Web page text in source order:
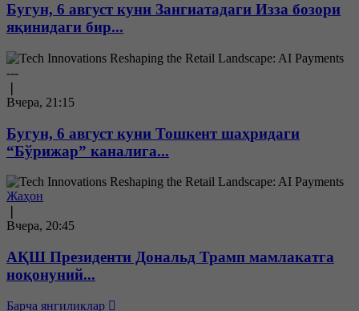
Бугун, 6 август куни Зангиатадаги Изза бозори
яқинидаги бир...
---
Вчера, 21:15
Бугун, 6 август куни Тошкент шаҳридаги
“Бўрижар” каналига...
Жаҳон
Вчера, 20:45
АҚШ Президенти Дональд Трамп мамлакатга
ноқонуний...
Барча янгиликлар